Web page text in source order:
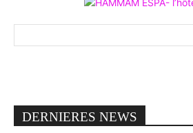
DERNIERES NEWS